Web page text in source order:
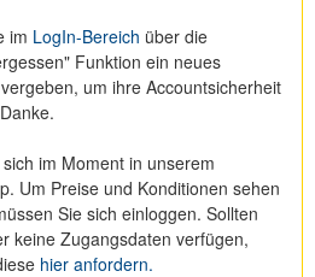
im LogIn-Bereich über die
Funktion ein neues
um ihre Accountsicherheit
im Moment in unserem
Um Preise und Konditionen sehen
Sie sich einloggen. Sollten
keine Zugangsdaten verfügen,
hier anfordern.